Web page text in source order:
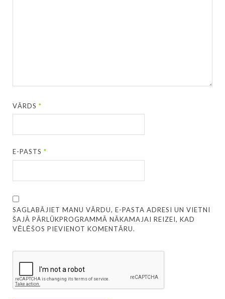
VĀRDS*
E-PASTS*
SAGLABĀJIET MANU VĀRDU, E-PASTA ADRESI UN VIETNI
ŠAJĀ PĀRLŪKPROGRAMMĀ NĀKAMAJAI REIZEI, KAD
VĒLĒŠOS PIEVIENOT KOMENTĀRU.